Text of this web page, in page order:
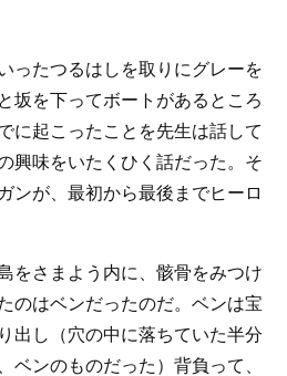
ったつるはしを取りにグレーを
坂を下ってボートがあるところ
に起こったことを先生は話して
興味をいたくひく話だった。そ
ンが、最初から最後までヒーロ
をさまよう内に、骸骨をみつけ
のはベンだったのだ。ベンは宝
出し（穴の中に落ちていた半分
ベンのものだった）背負って、